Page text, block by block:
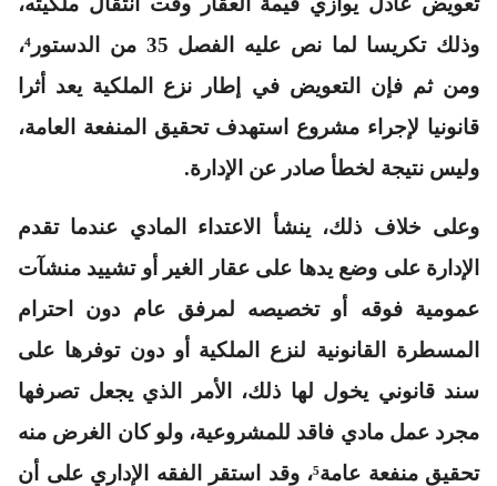
وذلك تكريسا لما نص عليه الفصل 35 من الدستور⁴،
ومن ثم فإن التعويض في إطار نزع الملكية يعد أثرا
قانونيا لإجراء مشروع استهدف تحقيق المنفعة العامة،
وليس نتيجة لخطأ صادر عن الإدارة.
وعلى خلاف ذلك، ينشأ الاعتداء المادي عندما تقدم
الإدارة على وضع يدها على عقار الغير أو تشييد منشآت
عمومية فوقه أو تخصيصه لمرفق عام دون احترام
المسطرة القانونية لنزع الملكية أو دون توفرها على
سند قانوني يخول لها ذلك، الأمر الذي يجعل تصرفها
مجرد عمل مادي فاقد للمشروعية، ولو كان الغرض منه
تحقيق منفعة عامة⁵، وقد استقر الفقه الإداري على أن